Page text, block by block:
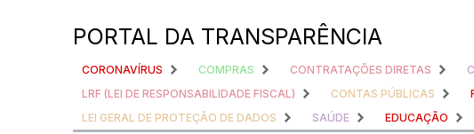
PORTAL DA TRANSPARÊNCIA
CORONAVÍRUS COMPRAS CONTRATAÇÕES DIRETAS
LRF (LEI DE RESPONSABILIDADE FISCAL)
CONTAS PÚBLICAS
LEI GERAL DE PROTEÇÃO DE DADOS
SAÚDE EDUCAÇÃO